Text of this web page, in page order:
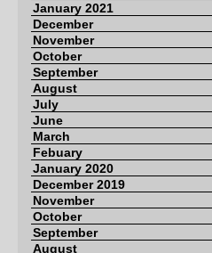
January 2021
December
November
October
September
August
July
June
March
Febuary
January 2020
December 2019
November
October
September
August